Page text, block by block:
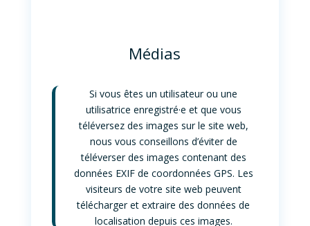
Médias
Si vous êtes un utilisateur ou une
utilisatrice enregistré·e et que vous
téléversez des images sur le site web,
nous vous conseillons d’éviter de
téléverser des images contenant des
données EXIF de coordonnées GPS. Les
visiteurs de votre site web peuvent
télécharger et extraire des données de
localisation depuis ces images.